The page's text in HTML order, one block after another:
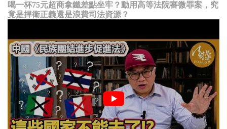
喝一杯75元超商拿鐵差點坐牢？動用高等法院審微罪案，究
竟是捍衛正義還是浪費司法資源？